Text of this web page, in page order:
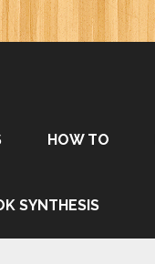
HOW TO
SYNTHESIS